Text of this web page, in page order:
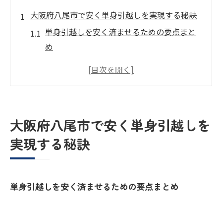
大阪府八尾市で安く単身引越しを実現する秘訣
単身引越しを安く済ませるための要点まと
め
大阪府八尾市で選ばれる単身引越しの特徴
八尾市の単身引越しで費用を抑えるコツを
解説
学生や社会人に最適な単身引越しの工夫
し術
大阪府八尾市で安く単身引越しを
実現する秘訣
単身引越しを安く済ませるための要点まとめ